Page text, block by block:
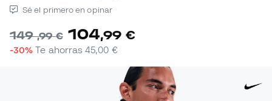
Sé el primero en opinar
149,99 € 104,99 €
-30% Te ahorras45,00 €